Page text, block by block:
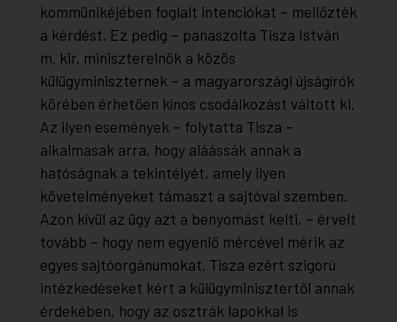
kommünikéjében foglalt intenciókat – mellőzték
a kérdést. Ez pedig – panaszolta Tisza István
m. kir. miniszterelnök a közös
külügyminiszternek – a magyarországi újságírók
körében érhetően kínos csodálkozást váltott ki.
Az ilyen események – folytatta Tisza –
alkalmasak arra, hogy aláássák annak a
hatóságnak a tekintélyét, amely ilyen
követelményeket támaszt a sajtóval szemben.
Azon kívül az ügy azt a benyomást kelti, – érvelt
tovább – hogy nem egyenlő mércével mérik az
egyes sajtóorgánumokat. Tisza ezért szigorú
intézkedéseket kért a külügyminisztertől annak
érdekében, hogy az osztrák lapokkal is